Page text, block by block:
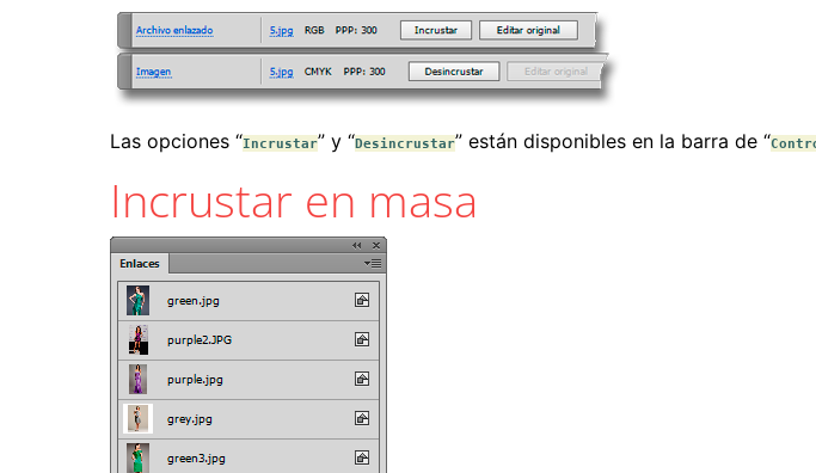
Las opciones “Incrustar” y “Desincrustar” están disponibles en la barra de “
Incrustar en masa